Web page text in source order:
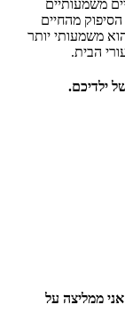
משמעותיים
מהחיים
משמעותי יותר
הבית.
ילדיכם.
אני ממליצה על